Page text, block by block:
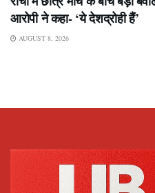
आरोपी ने कहा- ‘ये देशद्रोही हैं’
AUGUST 8, 2026